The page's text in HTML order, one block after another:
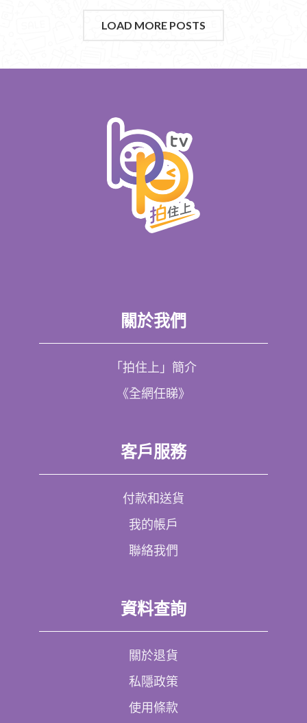
LOAD MORE POSTS
關於我們
「拍住上」簡介
《全網任睇》
客戶服務
付款和送貨
我的帳戶
聯絡我們
資料查詢
關於退貨
私隱政策
使用條款